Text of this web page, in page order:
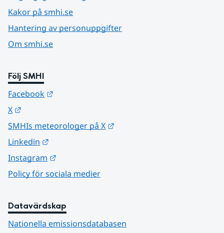
Kakor på smhi.se
Hantering av personuppgifter
Om smhi.se
Följ SMHI
Facebook
X
SMHIs meteorologer på X
Linkedin
Instagram
Policy för sociala medier
Datavärdskap
Nationella emissionsdatabasen